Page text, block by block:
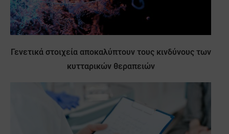
Γενετικά στοιχεία αποκαλύπτουν τους κινδύνους των
κυτταρικών θεραπειών